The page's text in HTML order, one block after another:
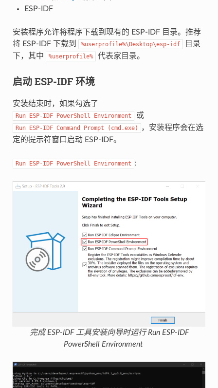
ESP-IDF
安装程序允许将程序下载到现有的 ESP-IDF 目录。推荐
将 ESP-IDF 下载到
%userprofile%\Desktop\esp-idf
目录
下，其中
%userprofile% 代表家目录。
启动 ESP-IDF 环境
安装结束时，如果勾选了
Run ESP-IDF PowerShell Environment 或
Run ESP-IDF Command Prompt (cmd.exe)
，安装程序会在选
定的提示符窗口启动 ESP-IDF。
Run ESP-IDF PowerShell Environment :
完成 ESP-IDF 工具安装向导时运行 Run ESP-IDF
PowerShell Environment